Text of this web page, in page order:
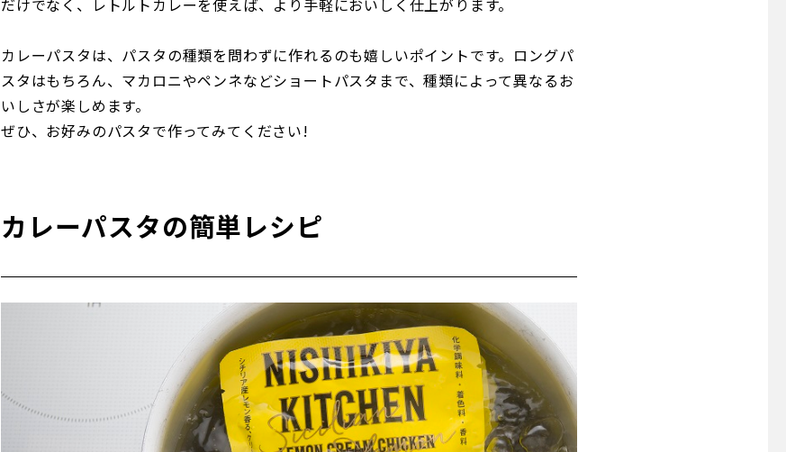
だけでなく、レトルトカレーを使えば、より手軽においしく仕上がります。
カレーパスタは、パスタの種類を問わずに作れるのも嬉しいポイントです。ロングパ
スタはもちろん、マカロニやペンネなどショートパスタまで、種類によって異なるお
いしさが楽しめます。
ぜひ、お好みのパスタで作ってみてください!
カレーパスタの簡単レシピ